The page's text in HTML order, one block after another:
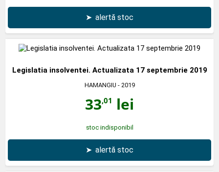
➤ alertă stoc
Legislatia insolventei. Actualizata 17 septembrie 2019
HAMANGIU - 2019
33,01 lei
stoc indisponibil
➤ alertă stoc